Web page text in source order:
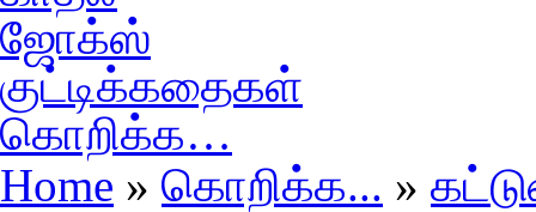
ஜோக்ஸ்
குட்டிக்கதைகள்
கொறிக்க…
Home » கொறிக்க... »